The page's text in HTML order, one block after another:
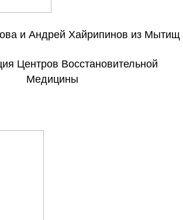
и Андрей Хайрипинов из Мытищ
Центров Восстановительной
Медицины